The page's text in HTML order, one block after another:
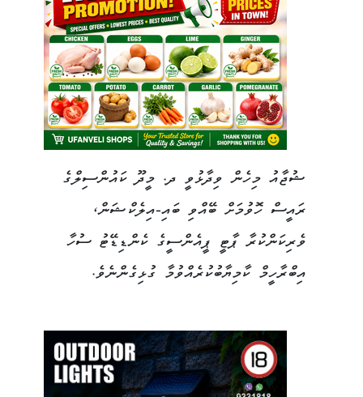
ޝުޖާއު މިހެން ވިދާޅުވީ ދ. މީދޫ ކައުންސިލްގެ
ރައީސް ހޮވުމަށް ބޭއްވި ބައި-އިލެކްޝަން،
ވެރިކަންކުރާ ޕާޓީ ޕީއެންސީގެ ކެންޑިޑޭޓު ސުހާ
އިބްރާހީމް ކާމިޔާބުކުރެއްވުމާ ގުޅިގެންނެވެ.